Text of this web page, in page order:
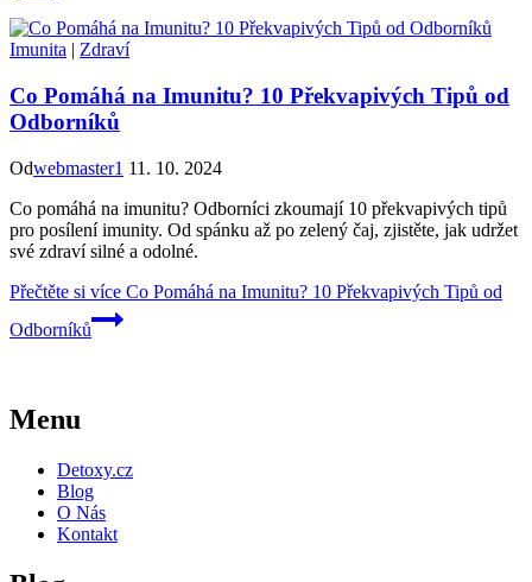
Imunita | Zdraví
Co Pomáhá na Imunitu? 10 Překvapivých Tipů od
Odborníků
Odwebmaster1 11. 10. 2024
Co pomáhá na imunitu? Odborníci zkoumají 10 překvapivých tipů
pro posílení imunity. Od spánku až po zelený čaj, zjistěte, jak udržet
své zdraví silné a odolné.
Přečtěte si více Co Pomáhá na Imunitu? 10 Překvapivých Tipů od
Odborníků
Menu
Detoxy.cz
Blog
O Nás
Kontakt